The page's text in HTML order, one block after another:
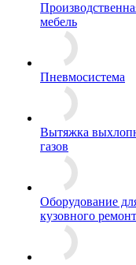
мебель
Пневмосистема
Вытяжка
газов
Оборудование
кузовного